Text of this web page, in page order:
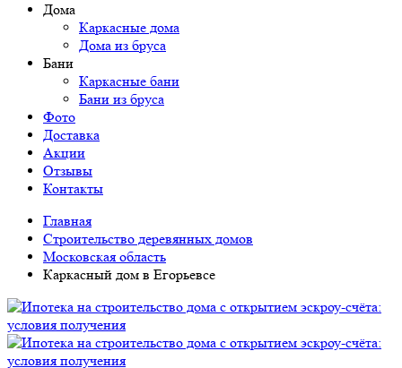
Дома
Каркасные дома
Дома из бруса
Бани
Каркасные бани
Бани из бруса
Фото
Доставка
Акции
Отзывы
Контакты
Главная
Строительство деревянных домов
Московская область
Каркасный дом в Егорьевсе